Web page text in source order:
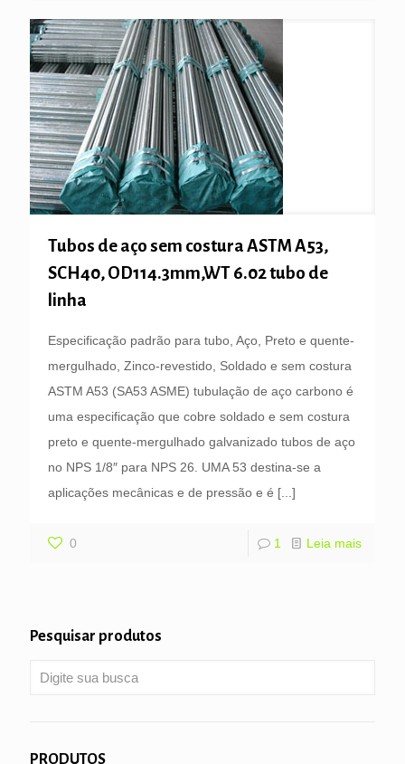
Tubos de aço sem costura ASTM A53,
SCH40, OD114.3mm,WT 6.02 tubo de
linha
Especificação padrão para tubo, Aço, Preto e quente-
mergulhado, Zinco-revestido, Soldado e sem costura
ASTM A53 (SA53 ASME) tubulação de aço carbono é
uma especificação que cobre soldado e sem costura
preto e quente-mergulhado galvanizado tubos de aço
no NPS 1/8″ para NPS 26. UMA 53 destina-se a
aplicações mecânicas e de pressão e é [...]
0 1 Leia mais
Pesquisar produtos
PRODUTOS